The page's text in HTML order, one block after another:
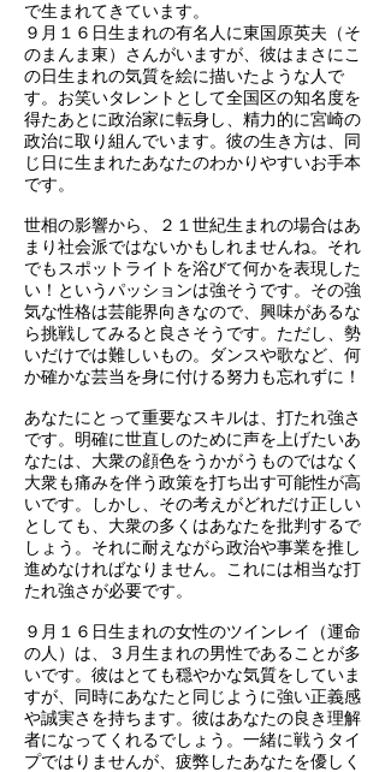
で生まれてきています。
９月１６日生まれの有名人に東国原英夫（そ
のまんま東）さんがいますが、彼はまさにこ
の日生まれの気質を絵に描いたような人で
す。お笑いタレントとして全国区の知名度を
得たあとに政治家に転身し、精力的に宮崎の
政治に取り組んでいます。彼の生き方は、同
じ日に生まれたあなたのわかりやすいお手本
です。
世相の影響から、２１世紀生まれの場合はあ
まり社会派ではないかもしれませんね。それ
でもスポットライトを浴びて何かを表現した
い！というパッションは強そうです。その強
気な性格は芸能界向きなので、興味があるな
ら挑戦してみると良さそうです。ただし、勢
いだけでは難しいもの。ダンスや歌など、何
か確かな芸当を身に付ける努力も忘れずに！
あなたにとって重要なスキルは、打たれ強さ
です。明確に世直しのために声を上げたいあ
なたは、大衆の顔色をうかがうものではなく
大衆も痛みを伴う政策を打ち出す可能性が高
いです。しかし、その考えがどれだけ正しい
としても、大衆の多くはあなたを批判するで
しょう。それに耐えながら政治や事業を推し
進めなければなりません。これには相当な打
たれ強さが必要です。
９月１６日生まれの女性のツインレイ（運命
の人）は、３月生まれの男性であることが多
いです。彼はとても穏やかな気質をしていま
すが、同時にあなたと同じように強い正義感
や誠実さを持ちます。彼はあなたの良き理解
者になってくれるでしょう。一緒に戦うタイ
プではりませんが、疲弊したあなたを優しく